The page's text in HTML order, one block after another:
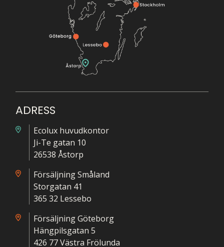
ADRESS
Ecolux huvudkontor
Ji-Te gatan 10
26538 Åstorp
Försäljning Småland
Storgatan 41
365 32 Lessebo
Försäljning Göteborg
Hängpilsgatan 5
426 77 Västra Frölunda